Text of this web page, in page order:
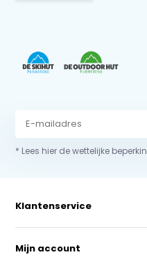
* Lees hier de wettelijke
Klantenservice
Mijn account